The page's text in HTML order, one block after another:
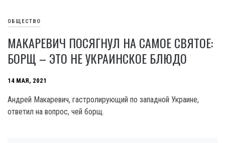
ОБЩЕСТВО
МАКАРЕВИЧ ПОСЯГНУЛ НА САМОЕ СВЯТОЕ:
БОРЩ – ЭТО НЕ УКРАИНСКОЕ БЛЮДО
14 МАЯ, 2021
Андрей Макаревич, гастролирующий по западной Украине,
ответил на вопрос, чей борщ.